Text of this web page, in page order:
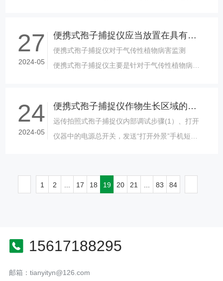
27
2024-05
便携式孢子捕捉仪应当放置在具有代表性的地块
便携式孢子捕捉仪对于气传性植物病害监测
便携式孢子捕捉仪主要是针对于气传性植物病
24
2024-05
便携式孢子捕捉仪作物生长区域的病害发生情况
远传拍照式孢子捕捉仪内部调试步骤(1）、打开
仪器中的电源总开关，发送“打开外景”手机短信
1 2 ... 17 18 19 20 21 ... 83 84
15617188295
邮箱：tianyityn@126.com